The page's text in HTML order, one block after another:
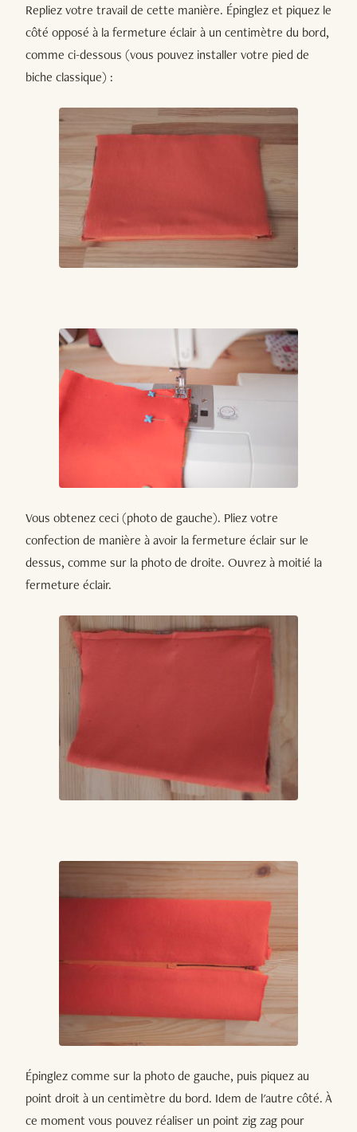
Repliez votre travail de cette manière. Épinglez et piquez le
côté opposé à la fermeture éclair à un centimètre du bord,
comme ci-dessous (vous pouvez installer votre pied de
biche classique) :
Vous obtenez ceci (photo de gauche). Pliez votre
confection de manière à avoir la fermeture éclair sur le
dessus, comme sur la photo de droite. Ouvrez à moitié la
fermeture éclair.
Épinglez comme sur la photo de gauche, puis piquez au
point droit à un centimètre du bord. Idem de l'autre côté. À
ce moment vous pouvez réaliser un point zig zag pour